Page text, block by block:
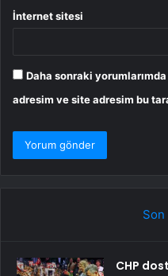
İnternet sitesi
Daha sonraki
adresim ve site adresim bu
Son
CHP